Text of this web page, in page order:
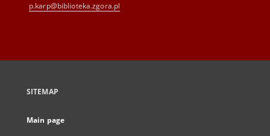
p.karp@biblioteka.zgora.pl
SITEMAP
Main page